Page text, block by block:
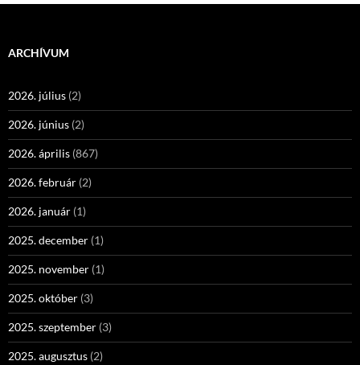
ARCHÍVUM
2026. július (2)
2026. június (2)
2026. április (867)
2026. február (2)
2026. január (1)
2025. december (1)
2025. november (1)
2025. október (3)
2025. szeptember (3)
2025. augusztus (2)